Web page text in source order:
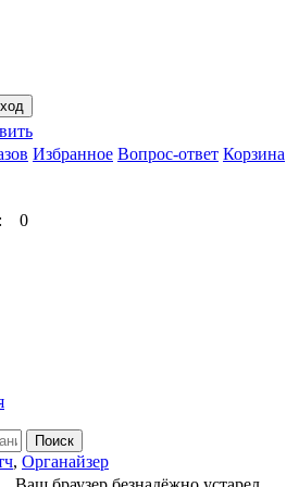
Избранное Вопрос-ответ Корзина
0
, Органайзер